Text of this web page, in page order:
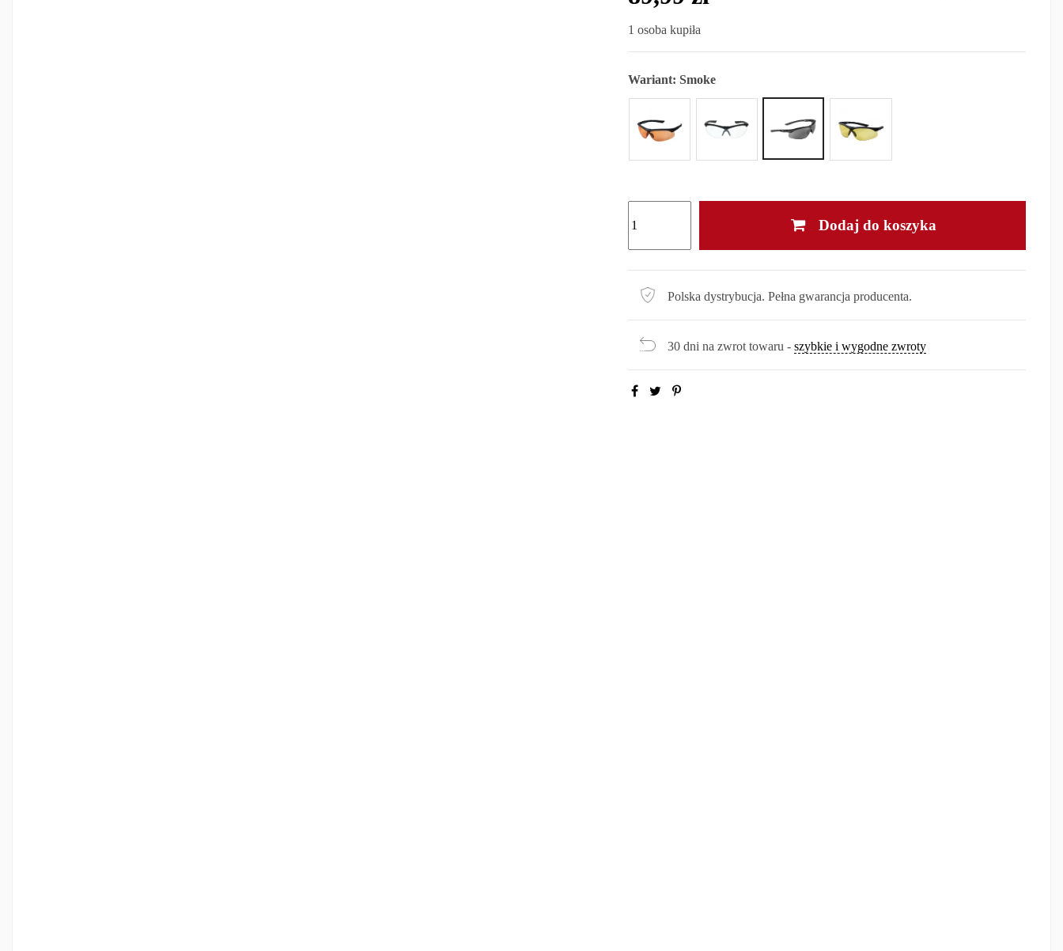
1 osoba kupiła
Wariant: Smoke
Dodaj do koszyka
Polska dystrybucja. Pełna gwarancja producenta.
30 dni na zwrot towaru - szybkie i wygodne zwroty